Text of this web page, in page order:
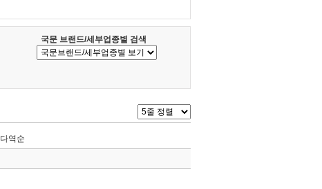
국문 브랜드/세부업종별 검색
역순